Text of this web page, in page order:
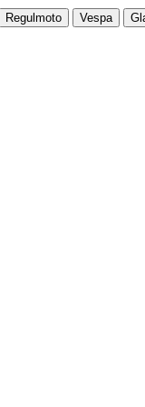
Regulmoto Vespa